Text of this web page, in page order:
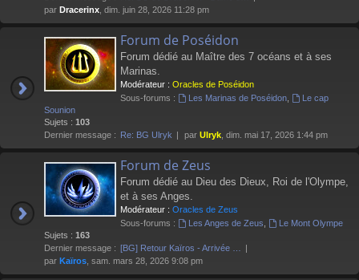
par Dracerinx , dim. juin 28, 2026 11:28 pm
Forum de Poséidon
Forum dédié au Maître des 7 océans et à ses
Marinas.
Modérateur : Oracles de Poséidon
Sous-forums :
Les Marinas de Poséidon,
Le cap
Sounion
Sujets : 103
Dernier message : Re: BG Ulryk par Ulryk , dim. mai 17, 2026 1:44 pm
Forum de Zeus
Forum dédié au Dieu des Dieux, Roi de l'Olympe,
et à ses Anges.
Modérateur : Oracles de Zeus
Sous-forums :
Les Anges de Zeus
Le Mont Olympe
Sujets : 163
Dernier message : [BG] Retour Kaïros - Arrivée …
par Kaïros , sam. mars 28, 2026 9:08 pm